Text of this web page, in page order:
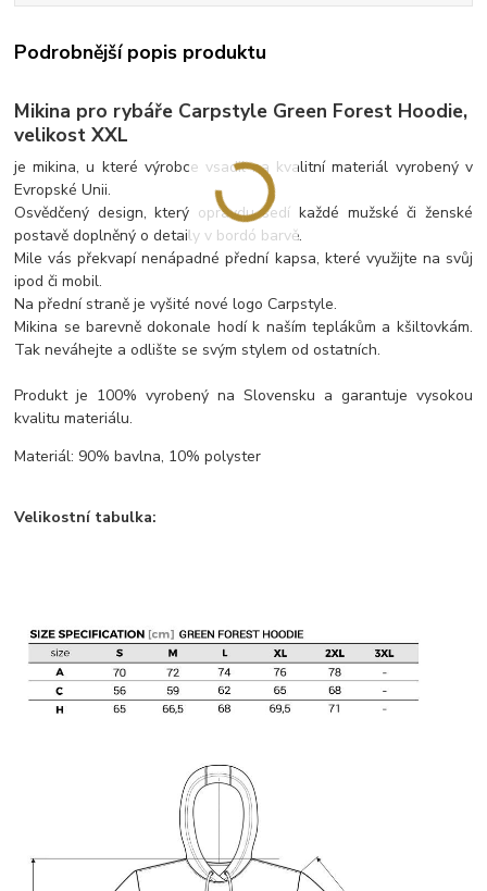
Podrobnější popis produktu
Mikina pro rybáře Carpstyle Green Forest Hoodie,
velikost XXL
je mikina, u které výrobce vsadil na kvalitní materiál vyrobený v
Evropské Unii.
Osvědčený design, který opravdu sedí každé mužské či ženské
postavě doplněný o detaily v bordó barvě.
Mile vás překvapí nenápadné přední kapsa, které využijte na svůj
ipod či mobil.
Na přední straně je vyšité nové logo Carpstyle.
Mikina se barevně dokonale hodí k naším teplákům a kšiltovkám.
Tak neváhejte a odlište se svým stylem od ostatních.
Produkt je 100% vyrobený na Slovensku a garantuje vysokou
kvalitu materiálu.
Materiál: 90% bavlna, 10% polyster
Velikostní tabulka: